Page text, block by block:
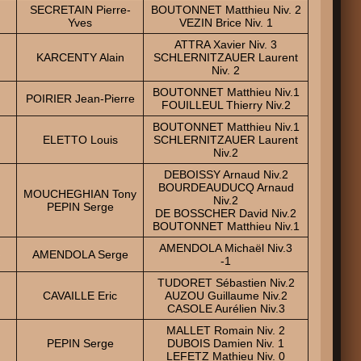
SECRETAIN Pierre-
Yves
BOUTONNET Matthieu Niv. 2
VEZIN Brice Niv. 1
KARCENTY Alain
ATTRA Xavier Niv. 3
SCHLERNITZAUER Laurent
Niv. 2
POIRIER Jean-Pierre
BOUTONNET Matthieu Niv.1
FOUILLEUL Thierry Niv.2
ELETTO Louis
BOUTONNET Matthieu Niv.1
SCHLERNITZAUER Laurent
Niv.2
MOUCHEGHIAN Tony
PEPIN Serge
DEBOISSY Arnaud Niv.2
BOURDEAUDUCQ Arnaud
Niv.2
DE BOSSCHER David Niv.2
BOUTONNET Matthieu Niv.1
AMENDOLA Serge
AMENDOLA Michaël Niv.3
-1
CAVAILLE Eric
TUDORET Sébastien Niv.2
AUZOU Guillaume Niv.2
CASOLE Aurélien Niv.3
PEPIN Serge
MALLET Romain Niv. 2
DUBOIS Damien Niv. 1
LEFETZ Mathieu Niv. 0